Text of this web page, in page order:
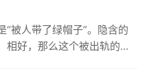
被人带了绿帽子”。隐含的
相好，那么这个被出轨的一